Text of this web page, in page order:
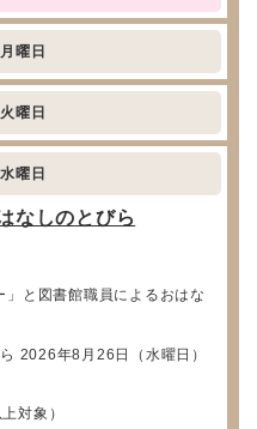
月曜日
火曜日
水曜日
なしのとびら
と図書館職員によるおはな
2026年8月26日（水曜日）
対象）